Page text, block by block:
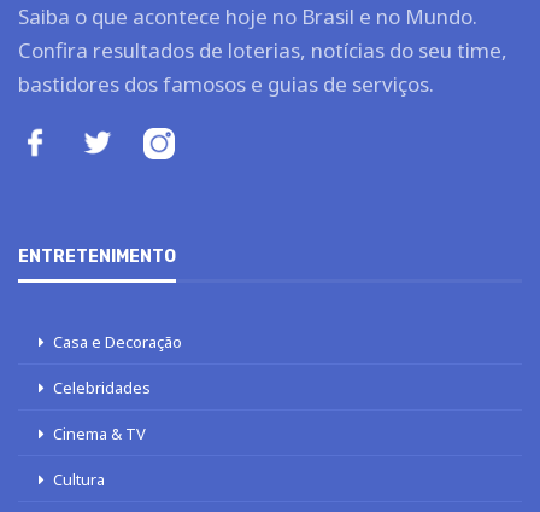
Saiba o que acontece hoje no Brasil e no Mundo.
Confira resultados de loterias, notícias do seu time,
bastidores dos famosos e guias de serviços.
ENTRETENIMENTO
Casa e Decoração
Celebridades
Cinema & TV
Cultura